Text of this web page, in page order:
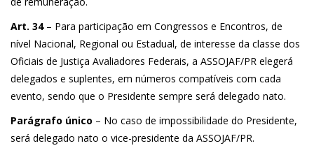
Art. 34– Para participação em Congressos e Encontros, de
nível Nacional, Regional ou Estadual, de interesse da classe dos
Oficiais de Justiça Avaliadores Federais, a ASSOJAF/PR elegerá
delegados e suplentes, em números compatíveis com cada
evento, sendo que o Presidente sempre será delegado nato.
Parágrafo único – No caso de impossibilidade do Presidente,
será delegado nato o vice-presidente da ASSOJAF/PR.